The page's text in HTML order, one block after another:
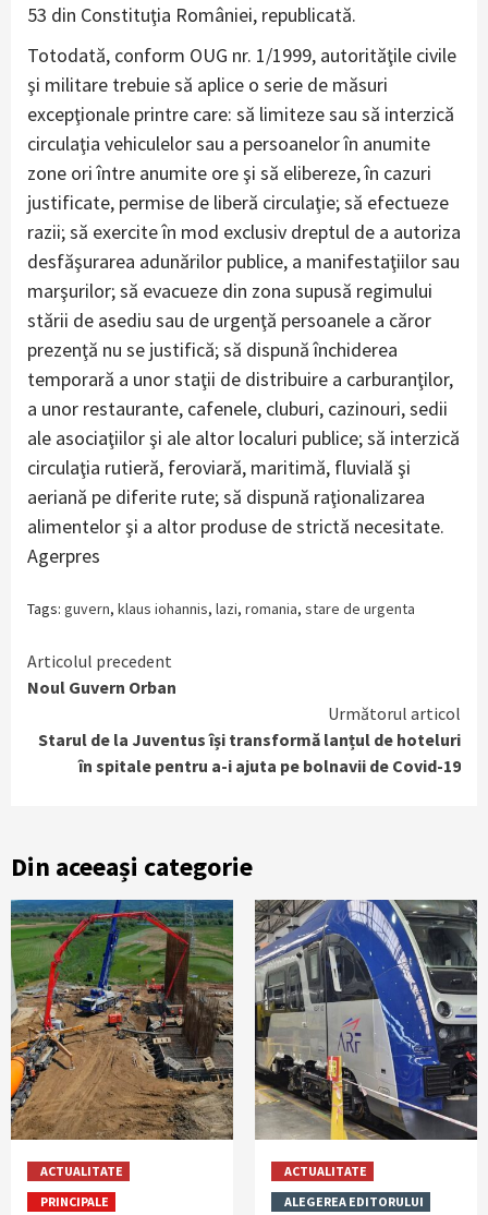
53 din Constituţia României, republicată.
Totodată, conform OUG nr. 1/1999, autorităţile civile
şi militare trebuie să aplice o serie de măsuri
excepţionale printre care: să limiteze sau să interzică
circulaţia vehiculelor sau a persoanelor în anumite
zone ori între anumite ore şi să elibereze, în cazuri
justificate, permise de liberă circulaţie; să efectueze
razii; să exercite în mod exclusiv dreptul de a autoriza
desfăşurarea adunărilor publice, a manifestaţiilor sau
marşurilor; să evacueze din zona supusă regimului
stării de asediu sau de urgenţă persoanele a căror
prezenţă nu se justifică; să dispună închiderea
temporară a unor staţii de distribuire a carburanţilor,
a unor restaurante, cafenele, cluburi, cazinouri, sedii
ale asociaţiilor şi ale altor localuri publice; să interzică
circulaţia rutieră, feroviară, maritimă, fluvială şi
aeriană pe diferite rute; să dispună raţionalizarea
alimentelor şi a altor produse de strictă necesitate.
Agerpres
Tags: guvern, klaus iohannis, lazi, romania, stare de urgenta
Continue
Articolul precedent
Noul Guvern Orban
Următorul articol
Starul de la Juventus își transformă lanțul de hoteluri
în spitale pentru a-i ajuta pe bolnavii de Covid-19
Din aceeași categorie
ACTUALITATE
PRINCIPALE
ACTUALITATE
ALEGEREA EDITORULUI